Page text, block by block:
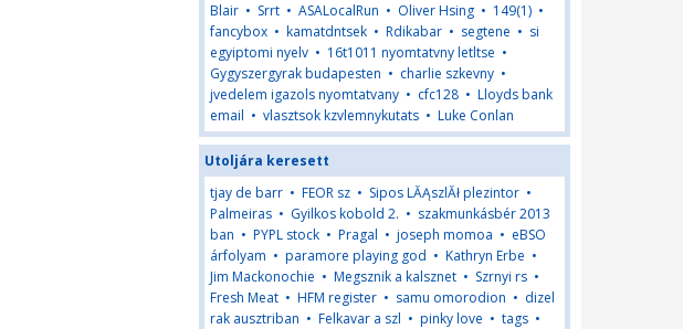
Blair • Srrt • ASALocalRun • Oliver Hsing • 149(1) •
fancybox • kamatdntsek • Rdikabar • segtene • si
egyiptomi nyelv • 16t1011 nyomtatvny letltse •
Gygyszergyrak budapesten • charlie szkevny •
jvedelem igazols nyomtatvany • cfc128 • Lloyds bank
email • vlasztsok kzvlemnykutats • Luke Conlan
Utoljára keresett
tjay de barr • FEOR sz • Sipos LĂĄszlĂł plezintor •
Palmeiras • Gyilkos kobold 2. • szakmunkásbér 2013
ban • PYPL stock • Pragal • joseph momoa • eBSO
árfolyam • paramore playing god • Kathryn Erbe •
Jim Mackonochie • Megsznik a kalsznet • Szrnyi rs •
Fresh Meat • HFM register • samu omorodion • dizel
rak ausztriban • Felkavar a szl • pinky love • tags •